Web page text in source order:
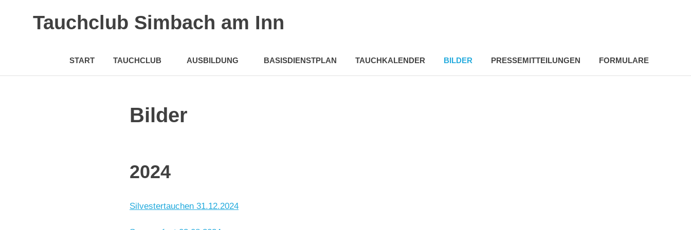
Tauchclub Simbach am Inn
START TAUCHCLUB AUSBILDUNG BASISDIENSTPLAN TAUCHKALENDER BILDER PRESSEMITTEILUNGEN FORMULARE
Bilder
2024
Silvestertauchen 31.12.2024